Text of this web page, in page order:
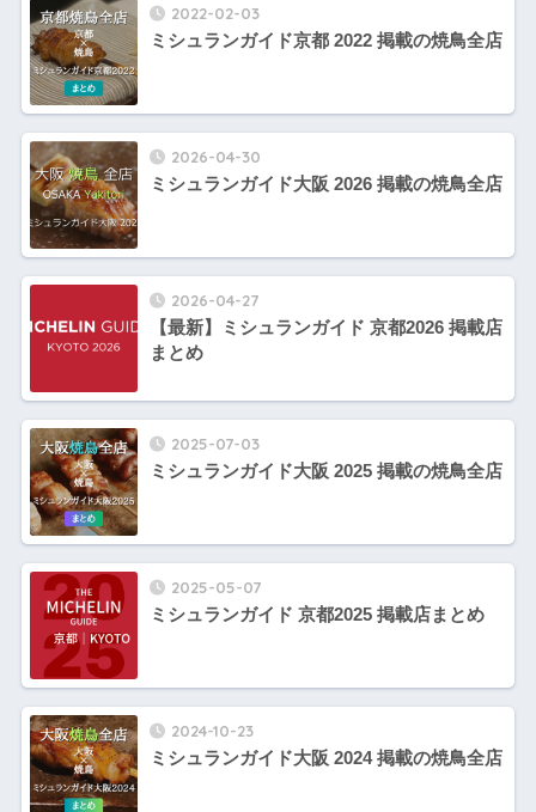
2022-02-03
ミシュランガイド京都 2022 掲載の焼鳥全店
2026-04-30
ミシュランガイド大阪 2026 掲載の焼鳥全店
2026-04-27
【最新】ミシュランガイド 京都2026 掲載店
まとめ
2025-07-03
ミシュランガイド大阪 2025 掲載の焼鳥全店
2025-05-07
ミシュランガイド 京都2025 掲載店まとめ
2024-10-23
ミシュランガイド大阪 2024 掲載の焼鳥全店